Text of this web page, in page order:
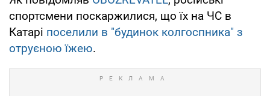
спортсмени поскаржилися, що їх на ЧС в
Катарі поселили в "будинок колгоспника" з
отруєною їжею.